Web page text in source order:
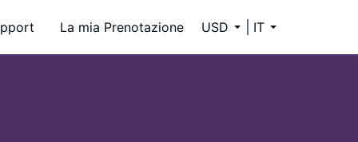
La mia Prenotazione USD IT